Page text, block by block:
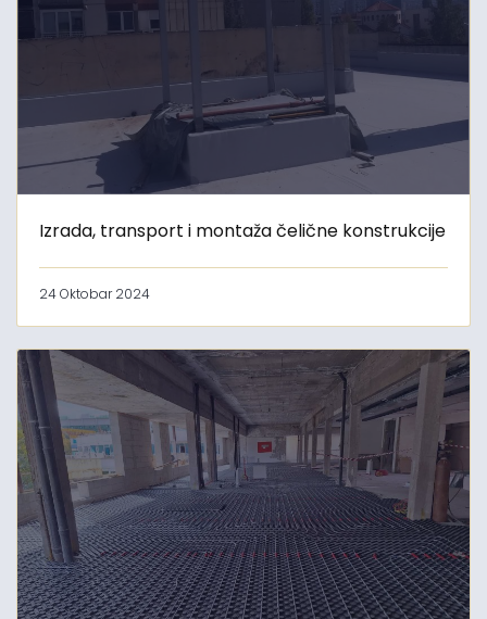
Izrada, transport i montaža čelične konstrukcije
24 Oktobar 2024